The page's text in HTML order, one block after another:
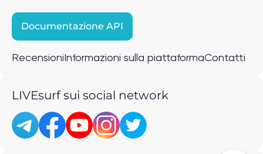
Documentazione API
Recensioni Informazioni sulla piattaformaContatti
LIVEsurf sui social network